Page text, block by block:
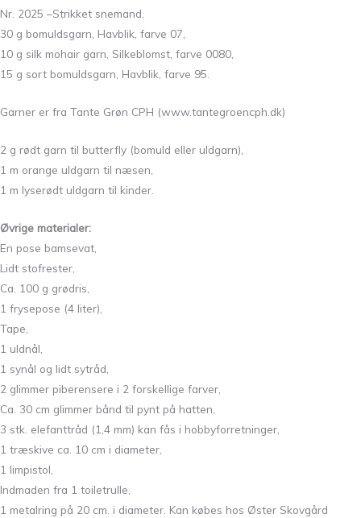
Nr. 2025 –Strikket snemand,
30 g bomuldsgarn, Havblik, farve 07,
10 g silk mohair garn, Silkeblomst, farve 0080,
15 g sort bomuldsgarn, Havblik, farve 95.
Garner er fra Tante Grøn CPH (www.tantegroencph.dk)
2 g rødt garn til butterfly (bomuld eller uldgarn),
1 m orange uldgarn til næsen,
1 m lyserødt uldgarn til kinder.
Øvrige materialer:
En pose bamsevat,
Lidt stofrester,
Ca. 100 g grødris,
1 frysepose (4 liter),
Tape,
1 uldnål,
1 synål og lidt sytråd,
2 glimmer piberensere i 2 forskellige farver,
Ca. 30 cm glimmer bånd til pynt på hatten,
3 stk. elefanttråd (1,4 mm) kan fås i hobbyforretninger,
1 træskive ca. 10 cm i diameter,
1 limpistol,
Indmaden fra 1 toiletrulle,
1 metalring på 20 cm. i diameter. Kan købes hos Øster Skovgård